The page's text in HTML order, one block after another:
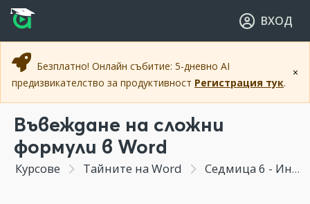
Прескочи към основното съдържание
Прескочи към навигацията
ВХОД
×
Безплатно! Онлайн събитие: 5-дневно AI
предизвикателство за продуктивност Регистрация тук.
Въвеждане на сложни
формули в Word
Курсове Тайните на Word Седмица 6 - Инструменти за по-ефективна работа, когато повече хора работят с един документ